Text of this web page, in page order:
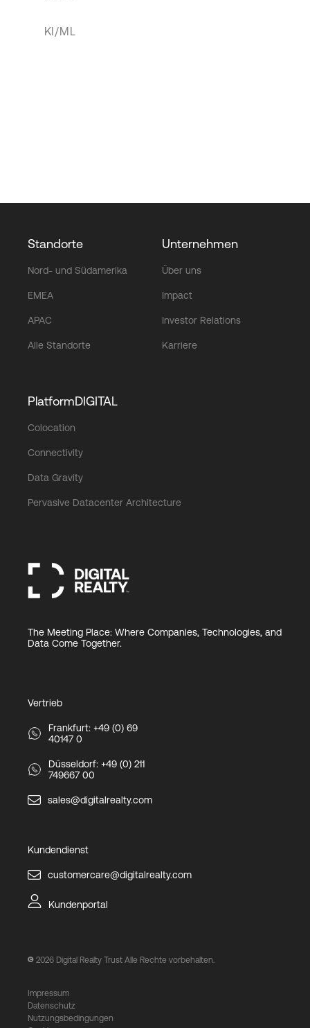
KI/ML
Standorte
Nord- und Südamerika
EMEA
APAC
Alle Standorte
Unternehmen
Über uns
Impact
Investor Relations
Karriere
PlatformDIGITAL
Colocation
Connectivity
Data Gravity
Pervasive Datacenter Architecture
The Meeting Place: Where Companies, Technologies, and
Data Come Together.
Vertrieb
Frankfurt: +49 (0) 69
40147 0
Düsseldorf: +49 (0) 211
749667 00
sales@digitalrealty.com
Kundendienst
customercare@digitalrealty.com
Kundenportal
2026 Digital Realty Trust Alle Rechte vorbehalten.
Impressum
Datenschutz
Nutzungsbedingungen